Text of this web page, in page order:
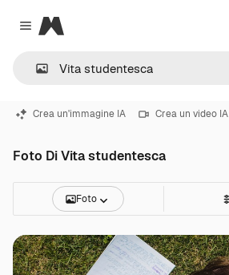
Close menu
Magnific
Crea un'immagine IA Crea un video IA
Foto Di Vita studentesca
Foto